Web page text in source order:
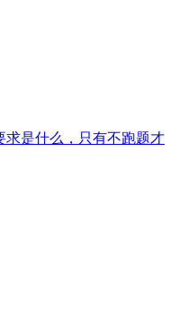
求是什么，只有不跑题才